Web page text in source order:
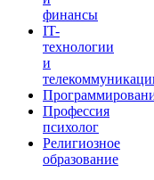
финансы
IT-
технологии
и
Профессия
психолог
Религиозное
образование